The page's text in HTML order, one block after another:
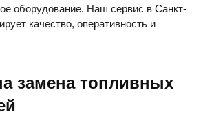
оборудование. Наш сервис в Санкт-
качество, оперативность и
замена топливных